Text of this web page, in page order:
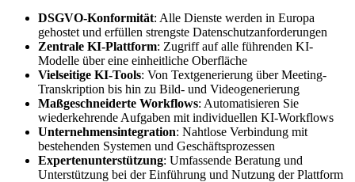
DSGVO-Konformität: Alle Dienste werden in Europa
gehostet und erfüllen strengste Datenschutzanforderungen
Zentrale KI-Plattform: Zugriff auf alle führenden KI-
Modelle über eine einheitliche Oberfläche
Vielseitige KI-Tools: Von Textgenerierung über Meeting-
Transkription bis hin zu Bild- und Videogenerierung
Maßgeschneiderte Workflows: Automatisieren Sie
wiederkehrende Aufgaben mit individuellen KI-Workflows
Unternehmensintegration: Nahtlose Verbindung mit
bestehenden Systemen und Geschäftsprozessen
Expertenunterstützung: Umfassende Beratung und
Unterstützung bei der Einführung und Nutzung der Plattform